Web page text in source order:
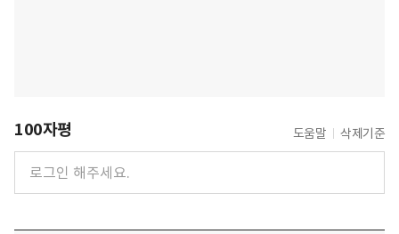
100자평 도움말 삭제기준